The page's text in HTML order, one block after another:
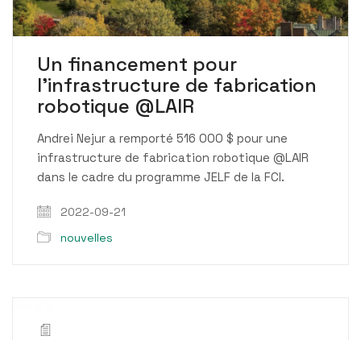
Un financement pour
l’infrastructure de fabrication
robotique @LAIR
Andrei Nejur a remporté 516 000 $ pour une
infrastructure de fabrication robotique @LAIR
dans le cadre du programme JELF de la FCI.
2022-09-21
nouvelles